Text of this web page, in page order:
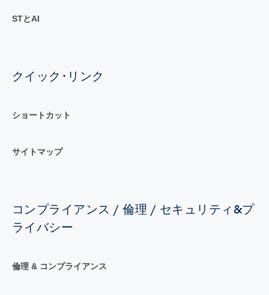
STとAI
クイック･リンク
ショートカット
サイトマップ
コンプライアンス / 倫理 / セキュリティ&プ
ライバシー
倫理 & コンプライアンス